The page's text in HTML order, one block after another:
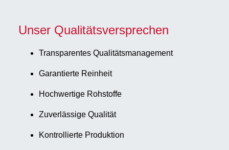
Unser Qualitätsversprechen
Transparentes Qualitätsmanagement
Garantierte Reinheit
Hochwertige Rohstoffe
Zuverlässige Qualität
Kontrollierte Produktion